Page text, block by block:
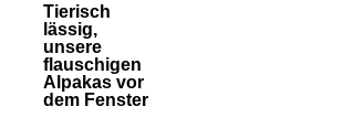
Tierisch
lässig,
unsere
flauschigen
Alpakas vor
dem Fenster